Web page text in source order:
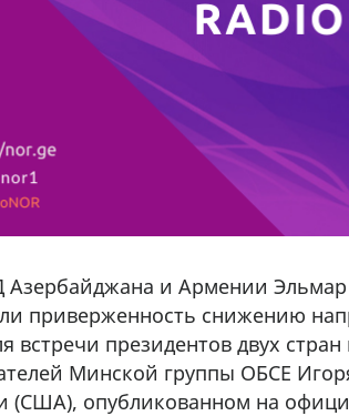
и Армении
приверженность снижению
встречи президентов двух
Минской группы ОБСЕ
(США), опубликованном на